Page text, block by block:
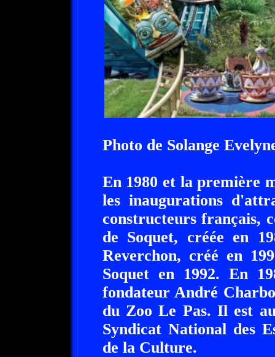
Photo de Solange
En 1980 et la première
les inaugurations
constructeurs français,
de Soquet, créée en
Reverchon, créé en
Soquet en 1992. En
fondateur André
du Zoo Le Pas. Il est
Syndicat National des
de la Culture.